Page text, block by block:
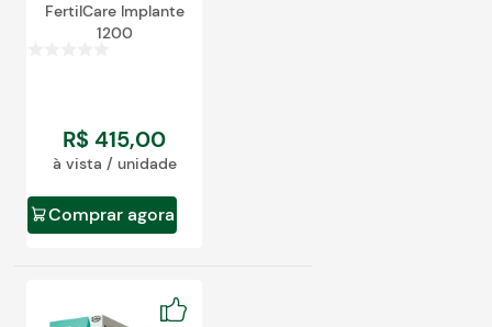
FertilCare Implante
1200
R$ 415,00
à vista / unidade
Comprar agora